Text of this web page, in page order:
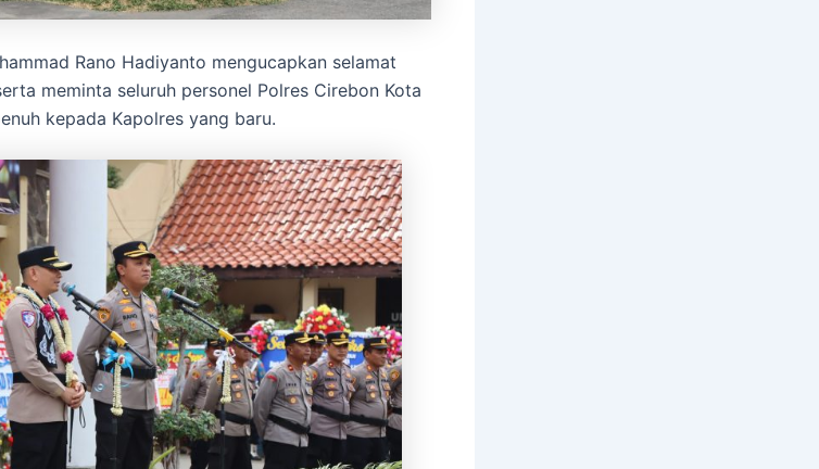
Rano Hadiyanto mengucapkan selamat
meminta seluruh personel Polres Cirebon Kota
kepada Kapolres yang baru.